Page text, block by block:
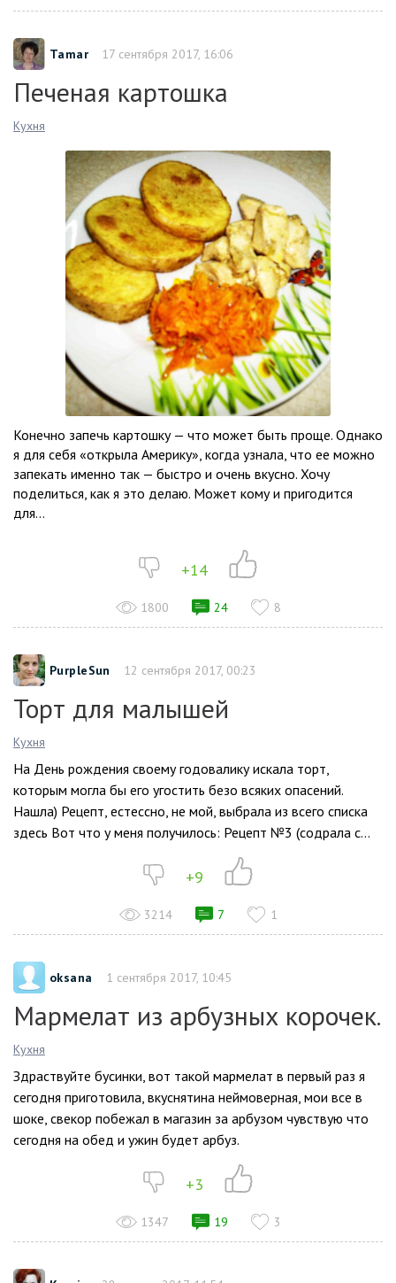
Tamar 17 сентября 2017, 16:06
Печеная картошка
Кухня
Конечно запечь картошку — что может быть проще. Однако
я для себя «открыла Америку», когда узнала, что ее можно
запекать именно так — быстро и очень вкусно. Хочу
поделиться, как я это делаю. Может кому и пригодится
для...
+14
1800 24 8
PurpleSun 12 сентября 2017, 00:23
Торт для малышей
Кухня
На День рождения своему годовалику искала торт,
которым могла бы его угостить безо всяких опасений.
Нашла) Рецепт, естессно, не мой, выбрала из всего списка
здесь Вот что у меня получилось: Рецепт №3 (содрала с...
+9
3214 7 1
oksana 1 сентября 2017, 10:45
Мармелат из арбузных корочек.
Кухня
Здраствуйте бусинки, вот такой мармелат в первый раз я
сегодня приготовила, вкуснятина неймоверная, мои все в
шоке, свекор побежал в магазин за арбузом чувствую что
сегодня на обед и ужин будет арбуз.
+3
1347 19 3